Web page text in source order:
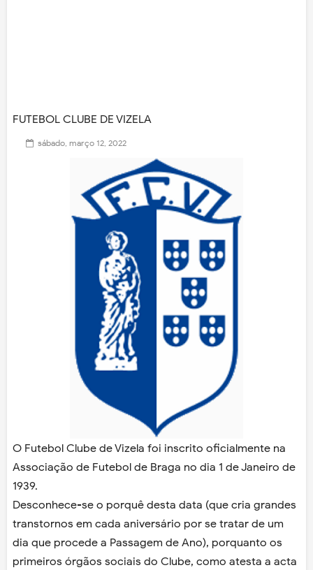
FUTEBOL CLUBE DE VIZELA
sábado, março 12, 2022
O Futebol Clube de Vizela foi inscrito oficialmente na
Associação de Futebol de Braga no dia 1 de Janeiro de
1939.
Desconhece-se o porquê desta data (que cria grandes
transtornos em cada aniversário por se tratar de um
dia que procede a Passagem de Ano), porquanto os
primeiros órgãos sociais do Clube, como atesta a acta